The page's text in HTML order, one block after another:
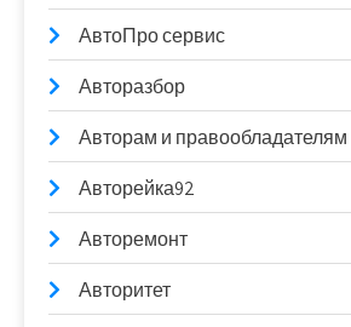
АвтоПро сервис
Авторазбор
Авторам и правообладателям
Авторейка92
Авторемонт
Авторитет